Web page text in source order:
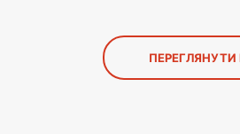
ПЕРЕГЛЯНУТИ